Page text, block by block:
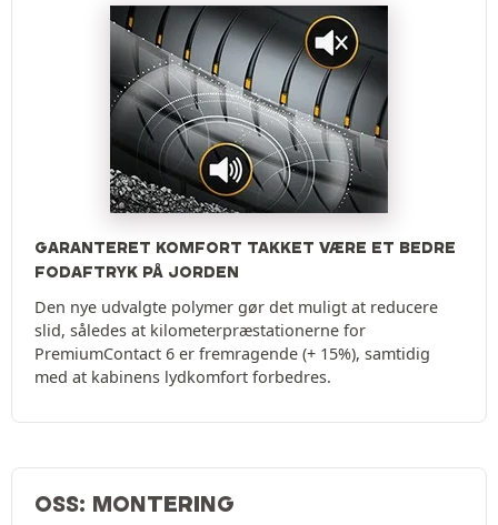
GARANTERET KOMFORT TAKKET VÆRE ET BEDRE
FODAFTRYK PÅ JORDEN
Den nye udvalgte polymer gør det muligt at reducere
slid, således at kilometerpræstationerne for
PremiumContact 6 er fremragende (+ 15%), samtidig
med at kabinens lydkomfort forbedres.
OSS: MONTERING